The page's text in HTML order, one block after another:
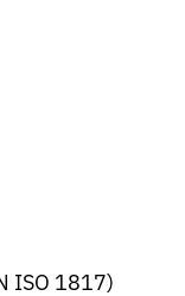
Anwendungen
Rotoren
Feuchtigkeit
verhindert Metallkontakt
ISO 1817)